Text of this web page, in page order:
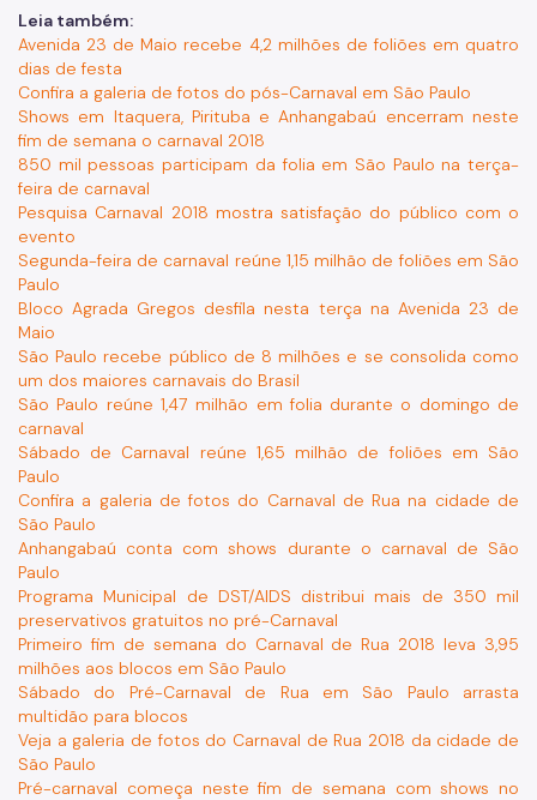
Leia também:
Avenida 23 de Maio recebe 4,2 milhões de foliões em quatro
dias de festa
Confira a galeria de fotos do pós-Carnaval em São Paulo
Shows em Itaquera, Pirituba e Anhangabaú encerram neste
fim de semana o carnaval 2018
850 mil pessoas participam da folia em São Paulo na terça-
feira de carnaval
Pesquisa Carnaval 2018 mostra satisfação do público com o
evento
Segunda-feira de carnaval reúne 1,15 milhão de foliões em São
Paulo
Bloco Agrada Gregos desfila nesta terça na Avenida 23 de
Maio
São Paulo recebe público de 8 milhões e se consolida como
um dos maiores carnavais do Brasil
São Paulo reúne 1,47 milhão em folia durante o domingo de
carnaval
Sábado de Carnaval reúne 1,65 milhão de foliões em São
Paulo
Confira a galeria de fotos do Carnaval de Rua na cidade de
São Paulo
Anhangabaú conta com shows durante o carnaval de São
Paulo
Programa Municipal de DST/AIDS distribui mais de 350 mil
preservativos gratuitos no pré-Carnaval
Primeiro fim de semana do Carnaval de Rua 2018 leva 3,95
milhões aos blocos em São Paulo
Sábado do Pré-Carnaval de Rua em São Paulo arrasta
multidão para blocos
Veja a galeria de fotos do Carnaval de Rua 2018 da cidade de
São Paulo
Pré-carnaval começa neste fim de semana com shows no